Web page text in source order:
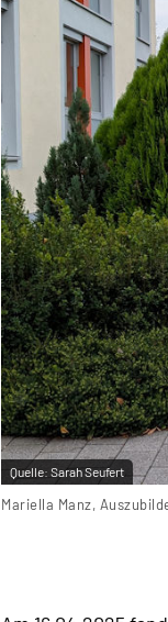
Quelle: Sarah Seufert
Mariella Manz,